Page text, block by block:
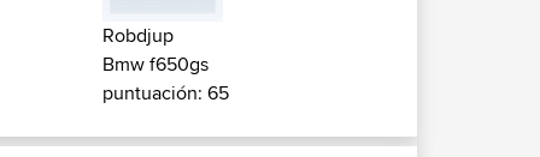
Robdjup
Bmw f650gs
puntuación: 65